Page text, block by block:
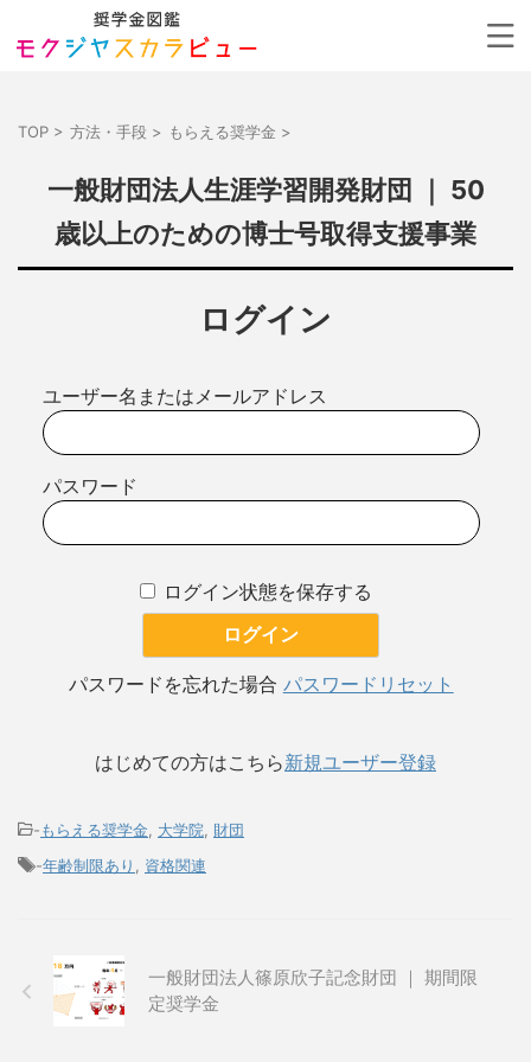
TOP > 方法・手段 > もらえる奨学金 >
一般財団法人生涯学習開発財団 ｜ 50
歳以上のための博士号取得支援事業
ログイン
ユーザー名またはメールアドレス
パスワード
ログイン状態を保存する
パスワードを忘れた場合 パスワードリセット
はじめての方はこちら新規ユーザー登録
-もらえる奨学金 大学院
財団
-年齢制限あり 資格関連
一般財団法人篠原欣子記念財団 ｜ 期間限
定奨学金